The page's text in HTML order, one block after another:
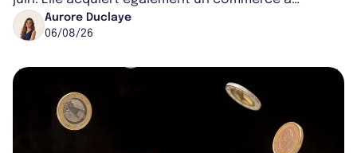
Worcester, place une plateforme logisti...
Aurore Duclaye
06/08/26